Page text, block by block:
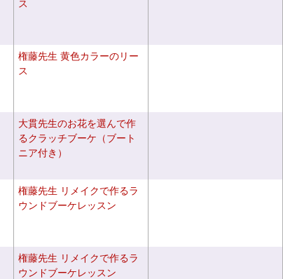
ス
権藤先生 黄色カラーのリー
ス
大貫先生のお花を選んで作
るクラッチブーケ（ブート
ニア付き）
権藤先生 リメイクで作るラ
ウンドブーケレッスン
権藤先生 リメイクで作るラ
ウンドブーケレッスン